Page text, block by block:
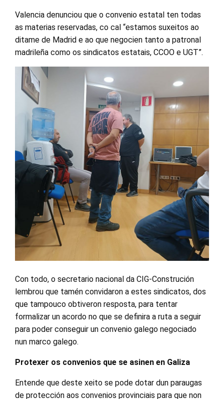
Valencia denunciou que o convenio estatal ten todas
as materias reservadas, co cal “estamos suxeitos ao
ditame de Madrid e ao que negocien tanto a patronal
madrileña como os sindicatos estatais, CCOO e UGT”.
Con todo, o secretario nacional da CIG-Construción
lembrou que tamén convidaron a estes sindicatos, dos
que tampouco obtiveron resposta, para tentar
formalizar un acordo no que se definira a ruta a seguir
para poder conseguir un convenio galego negociado
nun marco galego.
Protexer os convenios que se asinen en Galiza
Entende que deste xeito se pode dotar dun paraugas
de protección aos convenios provinciais para que non